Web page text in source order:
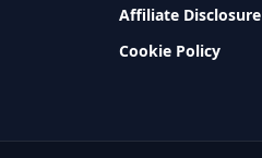
Affiliate Disclosure
Cookie Policy